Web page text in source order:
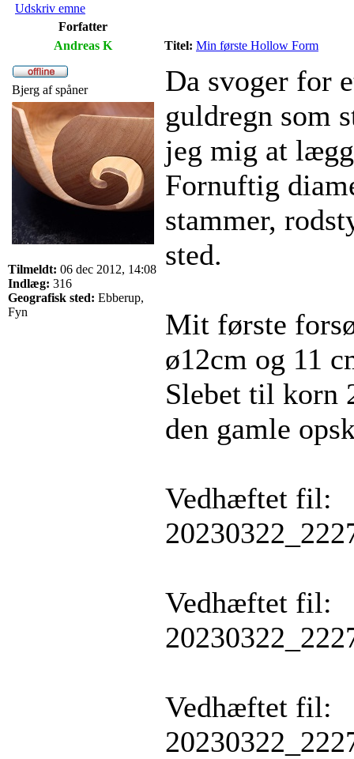
Udskriv emne
Forfatter
Andreas K
Titel: Min første Hollow Form
Bjerg af spåner
Tilmeldt: 06 dec 2012, 14:08
Indlæg: 316
Geografisk sted: Ebberup,
Fyn
Da svoger for
guldregn som
jeg mig at
Fornuftig
stammer,
sted.
Mit første
ø12cm og 11
Slebet til korn
den gamle
Vedhæftet fil:
Vedhæftet fil:
Vedhæftet fil: